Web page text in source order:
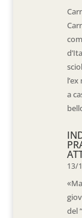
a
13/
del